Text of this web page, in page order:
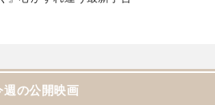
週の公開映画